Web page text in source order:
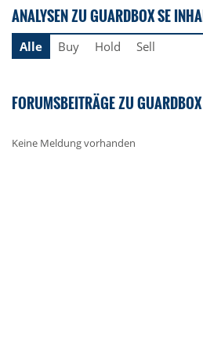
ANALYSEN ZU GUARDBOX SE
Alle Buy Hold Sell
FORUMSBEITRÄGE ZU
Keine Meldung vorhanden